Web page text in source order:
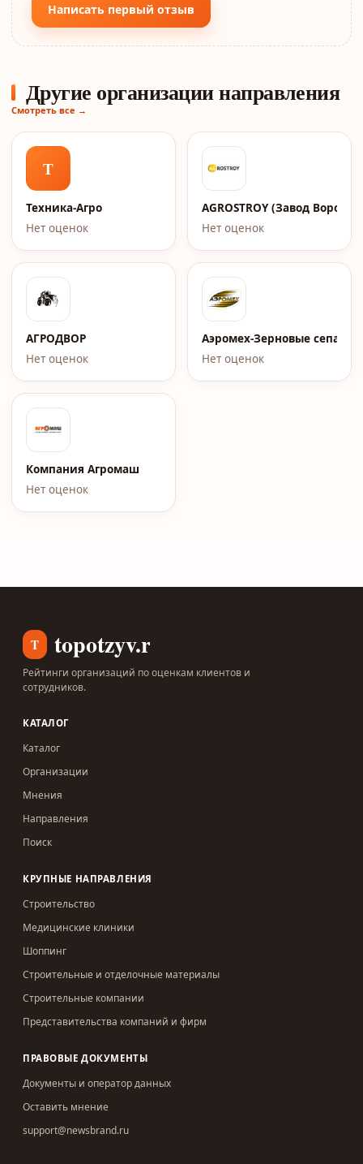
Написать первый отзыв
Другие организации направления
Смотреть все →
Т
Техника-Агро
Нет оценок
AGROSTROY (Завод
Нет оценок
АГРОДВОР
Нет оценок
Аэромех-Зерновые
Нет оценок
Компания Агромаш
Нет оценок
T topotzyv.ru
Рейтинги организаций по оценкам клиентов и
сотрудников.
КАТАЛОГ
Каталог
Организации
Мнения
Направления
Поиск
КРУПНЫЕ НАПРАВЛЕНИЯ
Строительство
Медицинские клиники
Шоппинг
Строительные и отделочные материалы
Строительные компании
Представительства компаний и фирм
ПРАВОВЫЕ ДОКУМЕНТЫ
Документы и оператор данных
Оставить мнение
support@newsbrand.ru